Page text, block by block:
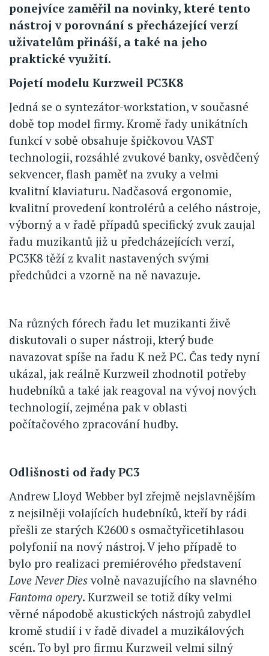
ponejvíce zaměřil na novinky, které tento
nástroj v porovnání s přecházející verzí
uživatelům přináší, a také na jeho
praktické využití.
Pojetí modelu Kurzweil PC3K8
Jedná se o syntezátor-workstation, v současné
době top model firmy. Kromě řady unikátních
funkcí v sobě obsahuje špičkovou VAST
technologii, rozsáhlé zvukové banky, osvědčený
sekvencer, flash paměť na zvuky a velmi
kvalitní klaviaturu. Nadčasová ergonomie,
kvalitní provedení kontrolérů a celého nástroje,
výborný a v řadě případů specifický zvuk zaujal
řadu muzikantů již u předcházejících verzí,
PC3K8 těží z kvalit nastavených svými
předchůdci a vzorně na ně navazuje.
Na různých fórech řadu let muzikanti živě
diskutovali o super nástroji, který bude
navazovat spíše na řadu K než PC. Čas tedy nyní
ukázal, jak reálně Kurzweil zhodnotil potřeby
hudebníků a také jak reagoval na vývoj nových
technologií, zejména pak v oblasti
počítačového zpracování hudby.
Odlišnosti od řady PC3
Andrew Lloyd Webber byl zřejmě nejslavnějším
z nejsilněji volajících hudebníků, kteří by rádi
přešli ze starých K2600 s osmačtyřicetihlasou
polyfonií na nový nástroj. V jeho případě to
bylo pro realizaci premiérového představení
Love Never Dies volně navazujícího na slavného
Fantoma opery. Kurzweil se totiž díky velmi
věrné nápodobě akustických nástrojů zabydlel
kromě studií i v řadě divadel a muzikálových
scén. To byl pro firmu Kurzweil velmi silný